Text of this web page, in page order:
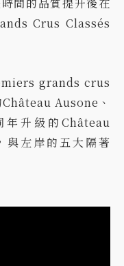
間的品質提升後在
Crus Classés
grands crus
Ausone、
升級的Château
與左岸的五大隔著